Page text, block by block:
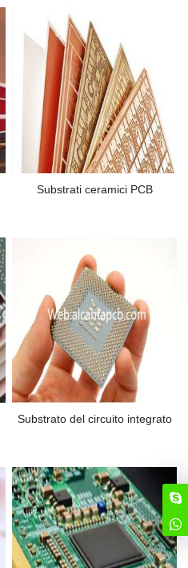
Substrati ceramici PCB
Substrato del circuito integrato